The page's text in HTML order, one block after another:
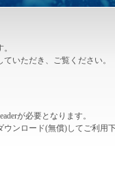
いただき、ご覧ください。
が必要となります。
ンロード(無償)してご利用